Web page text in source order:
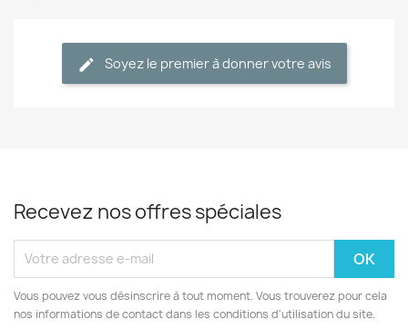
Soyez le premier à donner votre avis
Recevez nos offres spéciales
Vous pouvez vous désinscrire à tout moment. Vous trouverez pour cela
nos informations de contact dans les conditions d'utilisation du site.